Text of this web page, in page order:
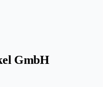
GmbH